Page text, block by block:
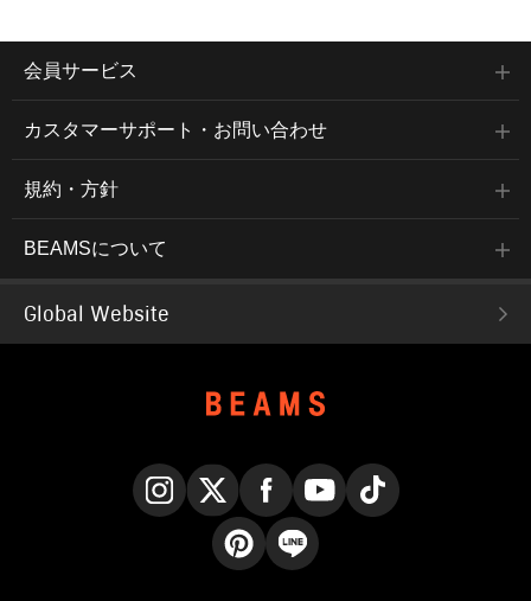
会員サービス
カスタマーサポート・お問い合わせ
規約・方針
BEAMSについて
Global Website